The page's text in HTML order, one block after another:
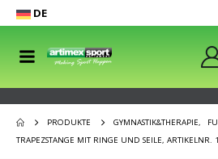
DE
PRODUKTE GYMNASTIK&THERAPIE,
TRAPEZSTANGE MIT RINGE UND SEILE, ARTIKELNR.